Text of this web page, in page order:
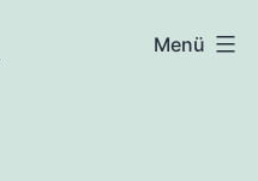
Menü